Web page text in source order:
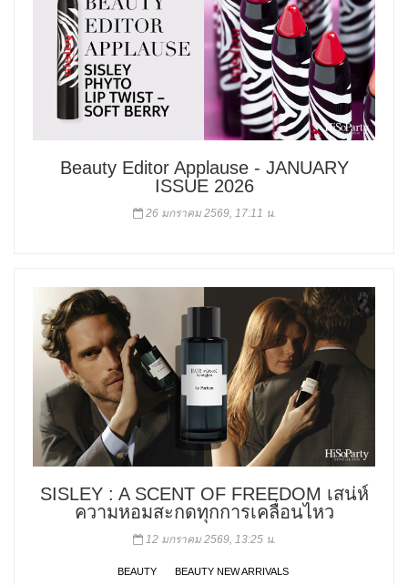
Beauty Editor Applause - JANUARY
ISSUE 2026
26 มกราคม 2569, 17:11 น.
SISLEY : A SCENT OF FREEDOM เสน่ห์
ความหอมสะกดทุกการเคลื่อนไหว
12 มกราคม 2569, 13:25 น.
BEAUTY BEAUTY NEW ARRIVALS